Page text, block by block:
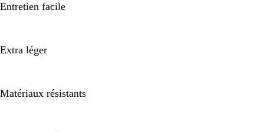
Entretien facile
Extra léger
Matériaux résistants